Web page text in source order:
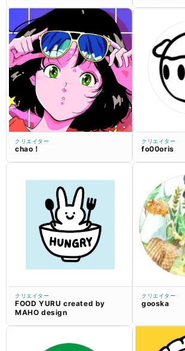
クリエイター
chao！
クリエイター
fo00oris
クリエイター
FOOD YURU created by
MAHO design
クリエイター
gooska